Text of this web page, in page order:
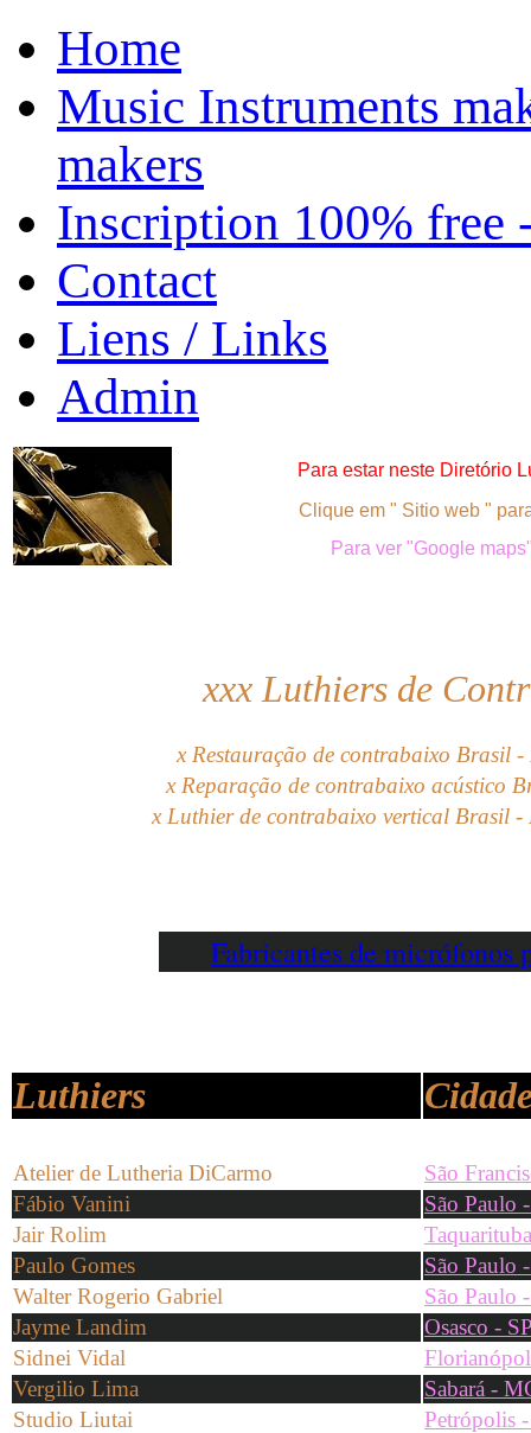
Home
Music Instruments
makers
Inscription 100% free
Contact
Liens / Links
Admin
Para estar nesteDiretório
Clique em " Sitio web "
Para ver "Google
xxx Luthiers de
x Restauração de contrabaixo Brasil
x Reparação de contrabaixo acústico
x Luthier de contrabaixo vertical Brasil
Fabricantes de
Luthiers
Atelier de Lutheria DiCarmo
São
Fábio Vanini
São Paulo
Jair Rolim
Paulo Gomes
São Paulo
Walter Rogerio Gabriel
São Paulo
Jayme Landim
Osasco -
Sidnei Vidal
Vergilio Lima
Sabará -
Studio Liutai
Petrópolis